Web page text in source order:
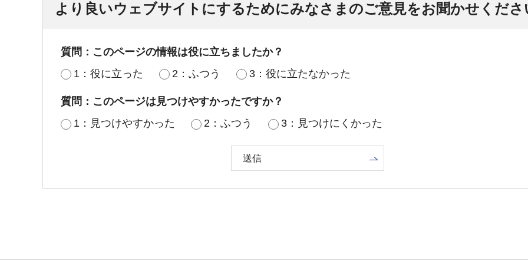
より良いウェブサイトにするためにみなさまのご意見をお聞かせくださ
質問：このページの情報は役に立ちましたか？
1：役に立った
2：ふつう 3：役に立たなかった
質問：このページは見つけやすかったですか？
1：見つけやすかった
2：ふつう 3：見つけにくかった